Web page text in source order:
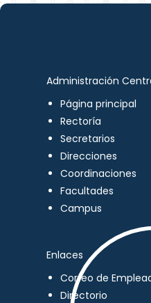
Administración
Página principal
Rectoría
Secretarios
Direcciones
Coordinaciones
Facultades
Campus
Enlaces
Correo de
Directorio